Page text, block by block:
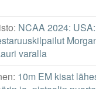
: NCAA 2024:
varalla
: 10m EM kisat